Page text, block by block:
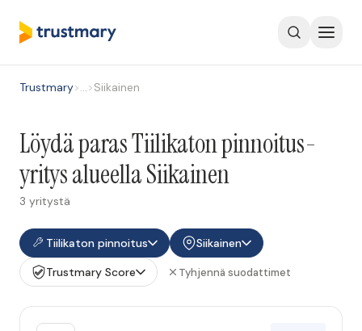
Trustmary>…>Siikainen
Löydä paras Tiilikaton pinnoitus-
yritys alueella Siikainen
3 yritystä
Tiilikaton pinnoitus
Siikainen
Trustmary Score
Tyhjennä suodattimet